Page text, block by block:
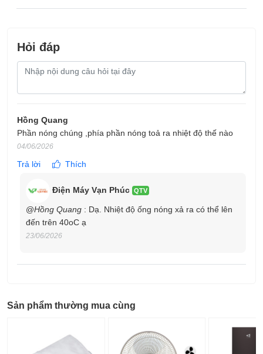
liên tục qua ống dẫn hoặc tích nước vào bình chứa dung tích
0.6 lít bên dưới máy
, khi nước đầy có thể tháo khay mang đi
. Người dùng có thể dễ dàng lựa chọn phương thức phù hợp
Hỏi đáp
Nội
câu
Hồng Quang
Phần nóng chúng ,phía phần nóng toả ra nhiệt độ thế nào
04/06/2026
Trả lời Thích
Điện Máy Vạn Phúc QTV
@Hồng Quang : Dạ. Nhiệt độ ống nóng xả ra có thể lên
đến trên 40oC ạ
23/06/2026
Sản phẩm thường mua cùng